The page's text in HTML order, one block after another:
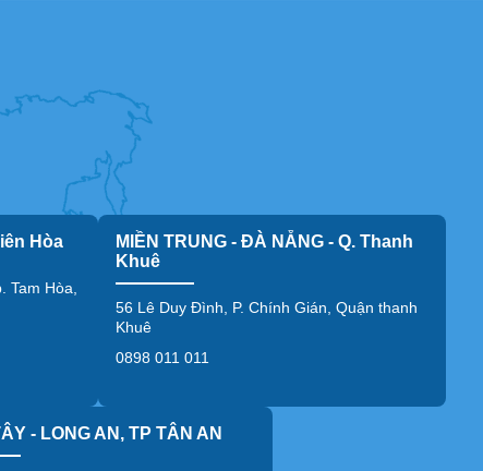
Hòa
Tam Hòa,
MIỀN TRUNG - ĐÀ NẴNG - Q. Thanh
Khuê
56 Lê Duy Đình, P. Chính Gián, Quận thanh
Khuê
0898 011 011
- LONG AN, TP TÂN AN